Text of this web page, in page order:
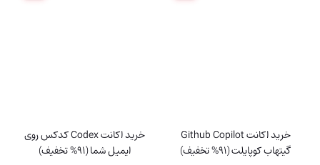
خرید اکانت Github Copilot
گیتهاب کوپایلت (91% تخفیف)
خرید اکانت Codex کدکس روی
ایمیل شما (91% تخفیف)